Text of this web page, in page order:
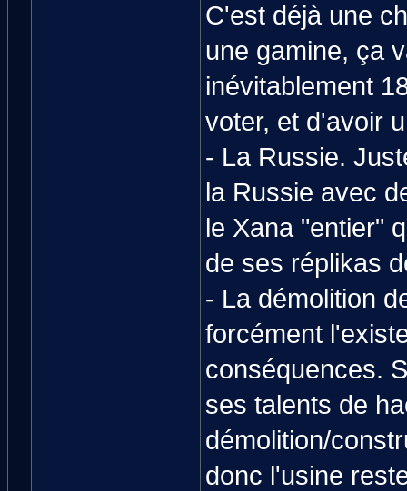
C'est déjà une
une gamine, ça
inévitablement
voter, et d'avoir
- La Russie.
la Russie avec
le Xana "entier"
de ses réplikas
- La démolition
forcément
conséquences.
ses talents de
démolition/
donc l'usine